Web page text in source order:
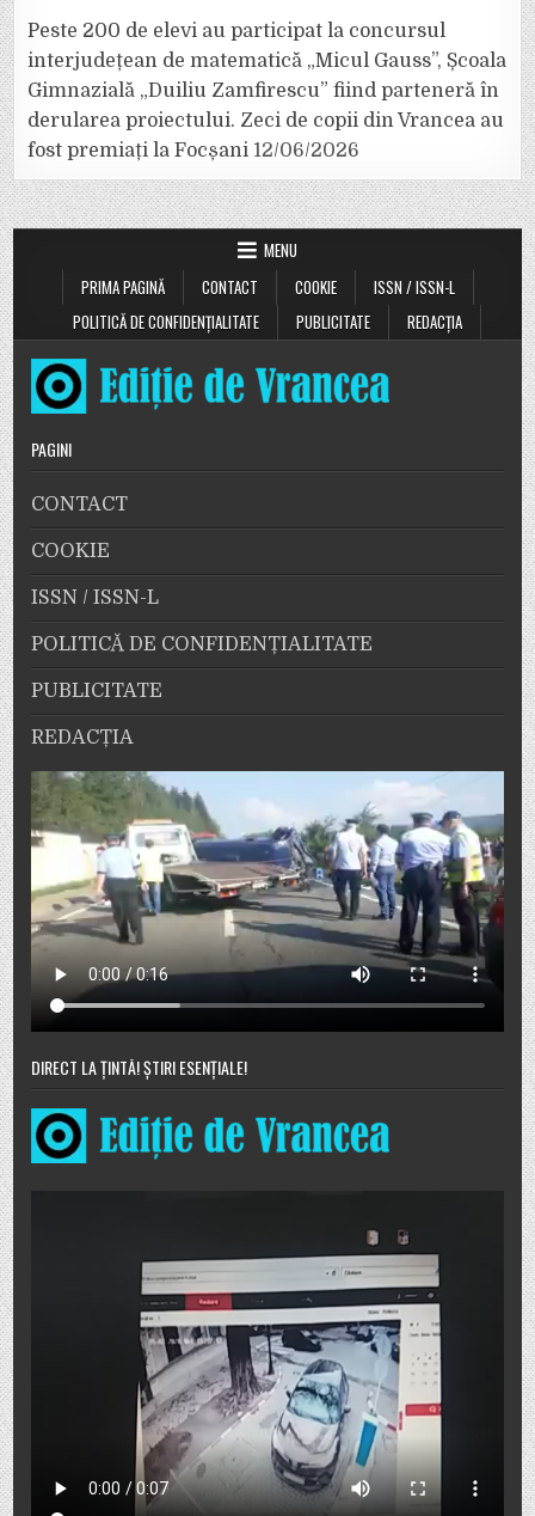
Peste 200 de elevi au participat la concursul
interjudețean de matematică „Micul Gauss”, Școala
Gimnazială „Duiliu Zamfirescu” fiind parteneră în
derularea proiectului. Zeci de copii din Vrancea au
fost premiați la Focșani 12/06/2026
MENU
PRIMA PAGINĂ
CONTACT COOKIE
ISSN / ISSN-L
POLITICĂ DE CONFIDENȚIALITATE
PUBLICITATE REDACȚIA
PAGINI
CONTACT
COOKIE
ISSN / ISSN-L
POLITICĂ DE CONFIDENȚIALITATE
PUBLICITATE
REDACȚIA
DIRECT LA ȚINTĂ! ȘTIRI ESENȚIALE!